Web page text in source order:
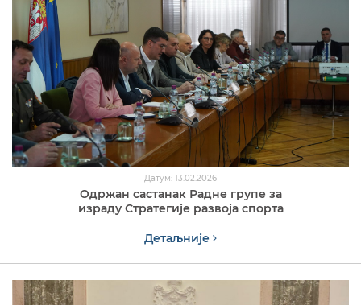
Датум: 13.02.2026
Одржан састанак Радне групе за
израду Стратегије развоја спорта
Детаљније